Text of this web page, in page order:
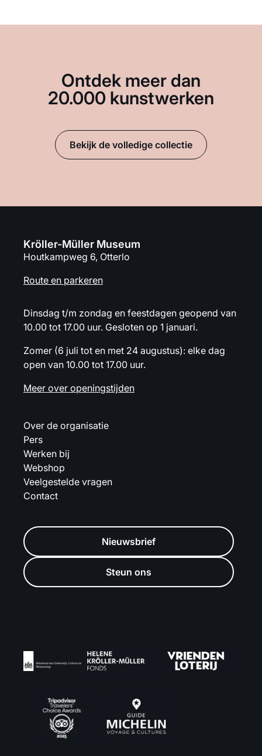
Ontdek meer dan
20.000 kunstwerken
Bekijk de volledige collectie
Kröller-Müller Museum
Houtkampweg 6, Otterlo
Route en parkeren
Dinsdag t/m zondag en feestdagen geopend van
10.00 tot 17.00 uur. Gesloten op 1 januari.
Zomer (6 juli tot en met 24 augustus): elke dag
open van 10.00 tot 17.00 uur.
Meer over openingstijden
Over de organisatie
Pers
Werken bij
Webshop
Veelgestelde vragen
Contact
Nieuwsbrief
Steun ons